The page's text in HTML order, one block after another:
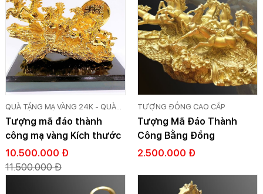
QUÀ TẶNG MẠ VÀNG 24K - QUÀ
TẶNG DÁT VÀNG CAO CẤP GOLD
VIỆT
Tượng mã đáo thành
công mạ vàng Kích thước
22 cm
10.500.000 Đ
11.500.000 Đ
TƯỢNG ĐỒNG CAO CẤP
Tượng Mã Đáo Thành
Công Bằng Đồng
2.500.000 Đ